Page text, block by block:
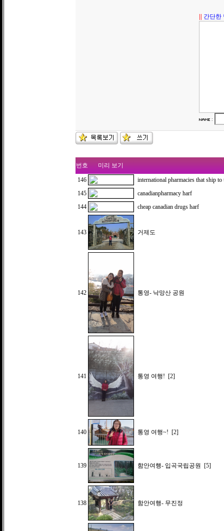
간단한
:
번호 미리 보기
146
international pharmacies that ship
145
canadianpharmacy harf
144
cheap canadian drugs harf
143 거제도
142 통영- 낙망산 공원
141 통영 여행! [2]
140 통영 여행~! [2]
139 함안여행- 입곡국립공원 [5]
138 함안여행- 무진정